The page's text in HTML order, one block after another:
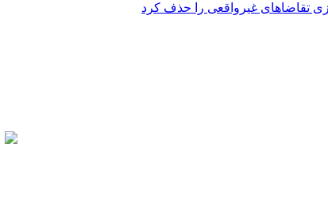
تقاضاهای غیرواقعی را حذف کرد